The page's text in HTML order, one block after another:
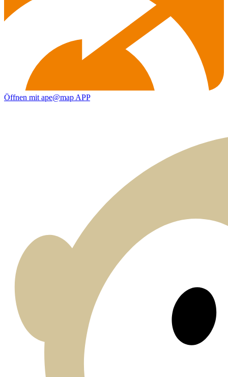
Öffnen mit ape@map APP